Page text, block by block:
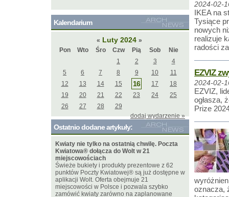
2024-02-
IKEA na
Tysiące
nowych
realizuje
radości
EZVIZ
2024-02-
EZVIZ,
ogłasza,
Prize
oznacza,
Kalendarium
« Luty 2024 »
Pon
Wto Śro Czw Pią Sob
Nie
1
2 3
4
5
6 7 8 9 10
11
12
13 14 15 16 17
18
19
20 21 22 23 24
25
26
27 28
29
dodaj wydarzenie »
Ostatnio dodane artykuły:
Kwiaty nie tylko na ostatnią chwilę. Poczta
Kwiatowa® dołącza do Wolt w 21
miejscowościach
Świeże bukiety i produkty prezentowe z 62
punktów Poczty Kwiatowej® są już dostępne w
aplikacji Wolt. Oferta obejmuje 21
miejscowości w Polsce i pozwala szybko
zamówić kwiaty zarówno na zaplanowane